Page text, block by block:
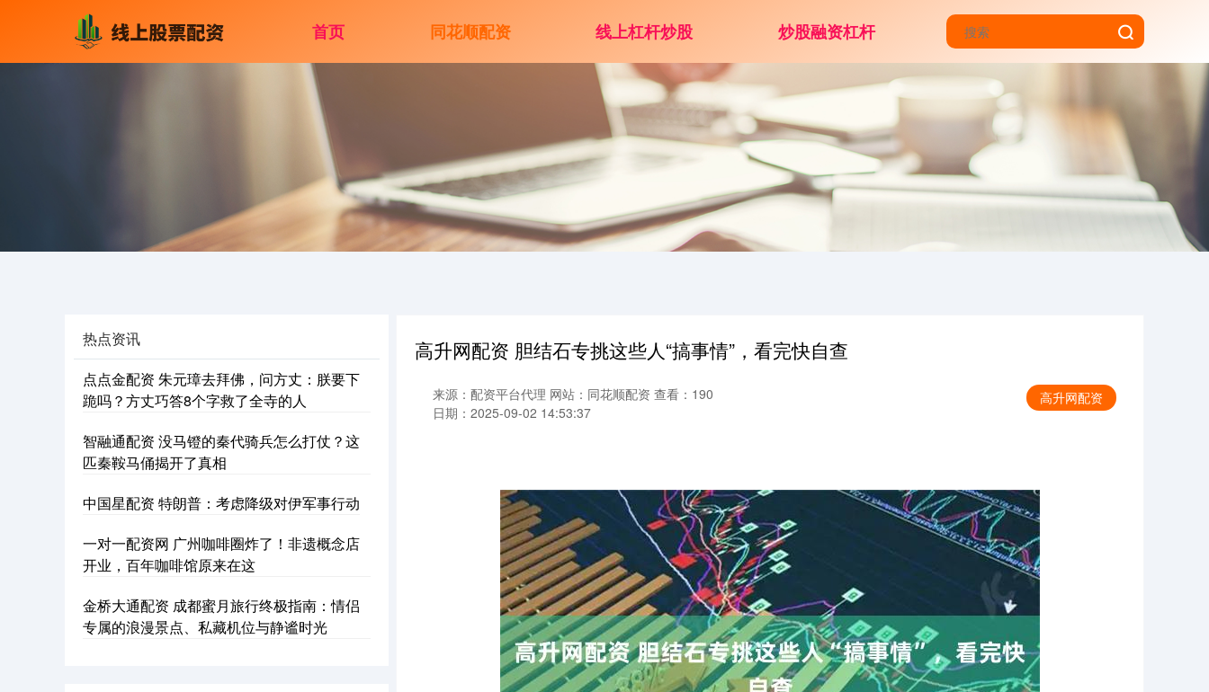
首页 同花顺配资 线上杠杆炒股 炒股融资杠杆
高升网配资 胆结石专挑这些人“搞事情”，看完快自查
高升网配资
来源：配资平台代理 网站：同花顺配资 查看：190
日期：2025-09-02 14:53:37
热点资讯
点点金配资 朱元璋去拜佛，问方丈：朕要下
跪吗？方丈巧答8个字救了全寺的人
智融通配资 没马镫的秦代骑兵怎么打仗？这
匹秦鞍马俑揭开了真相
中国星配资 特朗普：考虑降级对伊军事行动
一对一配资网 广州咖啡圈炸了！非遗概念店
开业，百年咖啡馆原来在这
金桥大通配资 成都蜜月旅行终极指南：情侣
专属的浪漫景点、私藏机位与静谧时光